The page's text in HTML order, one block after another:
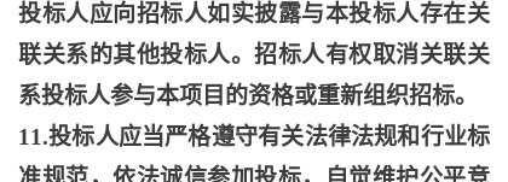
投标人应向招标人如实披露与本投标人存在关
联关系的其他投标人。招标人有权取消关联关
系投标人参与本项目的资格或重新组织招标。
11.投标人应当严格遵守有关法律法规和行业标